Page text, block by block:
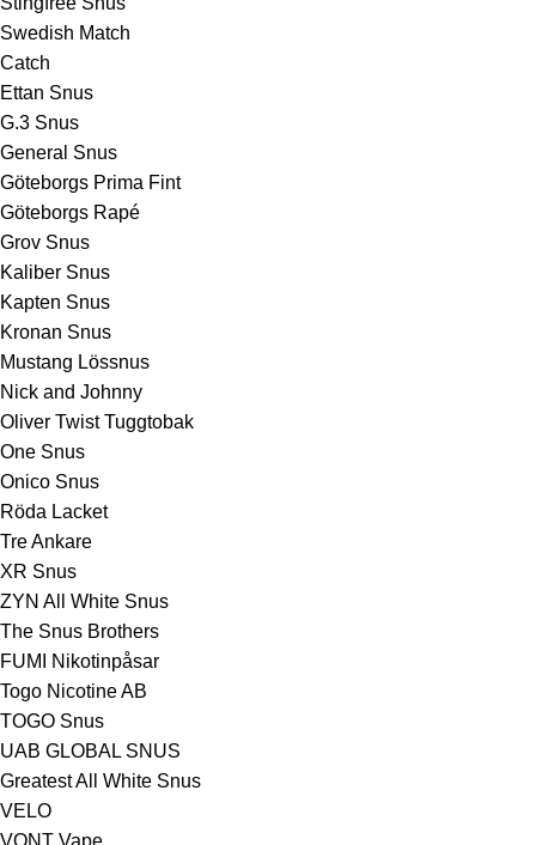
Swedish Match
Catch
Ettan Snus
G.3 Snus
General Snus
Göteborgs Prima Fint
Göteborgs Rapé
Grov Snus
Kaliber Snus
Kapten Snus
Kronan Snus
Mustang Lössnus
Nick and Johnny
Oliver Twist Tuggtobak
One Snus
Onico Snus
Röda Lacket
Tre Ankare
XR Snus
ZYN All White Snus
The Snus Brothers
FUMI Nikotinpåsar
Togo Nicotine AB
TOGO Snus
UAB GLOBAL SNUS
Greatest All White Snus
VELO
VONT Vape